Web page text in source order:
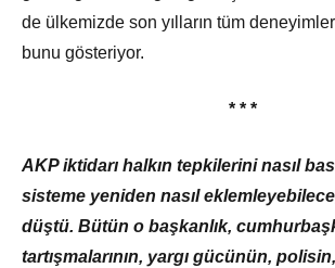
de ülkemizde son yılların tüm
bunu gösteriyor.
* * *
AKP iktidarı halkın tepkilerini nasıl
sisteme yeniden nasıl
düştü. Bütün o başkanlık,
tartışmalarının, yargı gücünün,